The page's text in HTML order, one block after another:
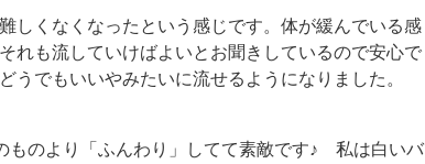
しくなくなったという感じです。体が緩んでいる感
れも流していけばよいとお聞きしているので安心で
でもいいやみたいに流せるようになりました。
ものより「ふんわり」してて素敵です♪ 私は白いバ